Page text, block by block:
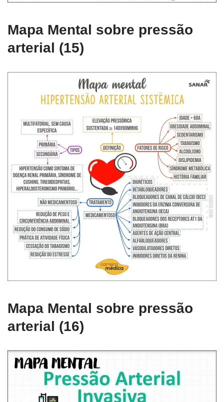
Mapa Mental sobre pressão
arterial (15)
Mapa Mental sobre pressão
arterial (16)